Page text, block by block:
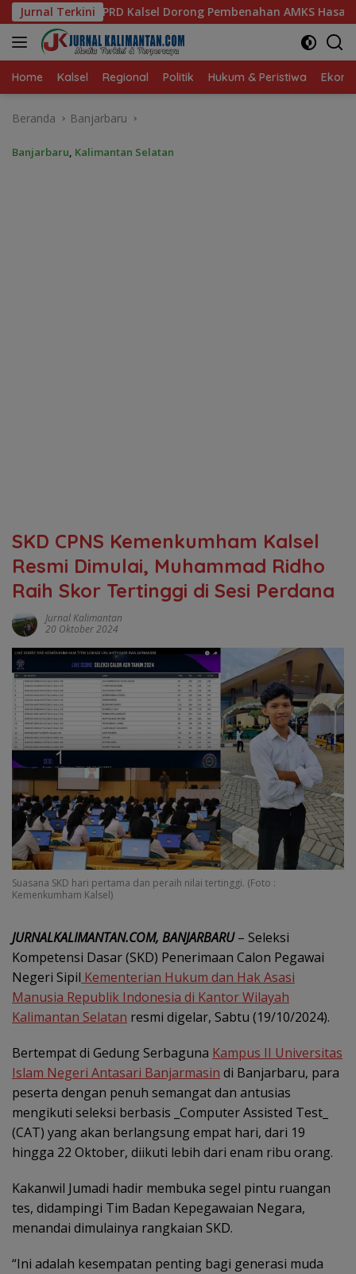
Langsung
ke
konten
Jurnal Terkini
Pembenahan AMKS Hasanuddin Ketua TP PKK
Home Kalsel Regional Politik Hukum & Peristiwa
Beranda Banjarbaru
Banjarbaru, Kalimantan Selatan
SKD CPNS Kemenkumham Kalsel
Resmi Dimulai, Muhammad Ridho
Raih Skor Tertinggi di Sesi Perdana
Jurnal Kalimantan
20 Oktober 2024
Suasana SKD hari pertama dan peraih nilai tertinggi. (Foto :
Kemenkumham Kalsel)
JURNALKALIMANTAN.COM, BANJARBARU– Seleksi
Kompetensi Dasar (SKD) Penerimaan Calon Pegawai
Negeri Sipil Kementerian Hukum dan Hak Asasi
Manusia Republik Indonesia di Kantor Wilayah
Kalimantan Selatan resmi digelar, Sabtu (19/10/2024).
Bertempat di Gedung Serbaguna Kampus II Universitas
Islam Negeri Antasari Banjarmasin di Banjarbaru, para
peserta dengan penuh semangat dan antusias
mengikuti seleksi berbasis _Computer Assisted Test_
(CAT) yang akan berlangsung empat hari, dari 19
hingga 22 Oktober, diikuti lebih dari enam ribu orang.
Kakanwil Jumadi hadir membuka segel pintu ruangan
tes, didampingi Tim Badan Kepegawaian Negara,
menandai dimulainya rangkaian SKD.
“Ini adalah kesempatan penting bagi generasi muda